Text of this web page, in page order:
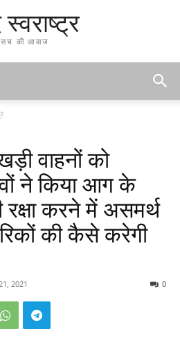
स्वराष्ट्र
सच की आवाज
वाहनों को
ने किया आग के
रक्षा करने में असमर्थ
की कैसे करेगी
2021 0